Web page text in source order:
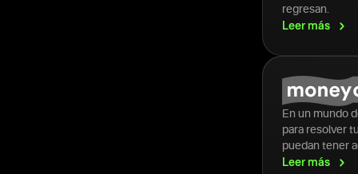
regresan.
Leermás
En un mundo
para resolver
puedan tener
Leermás